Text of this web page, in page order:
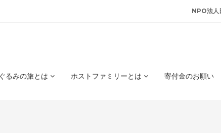
NPO法人
るみの旅とは ホストファミリーとは 寄付金のお願い